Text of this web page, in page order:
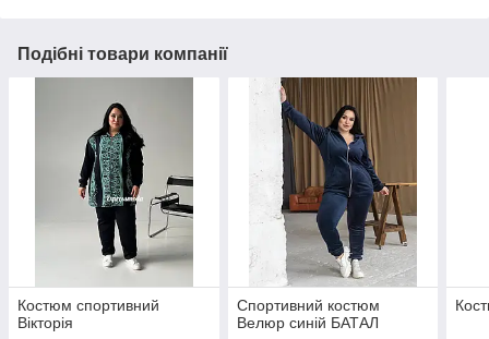
Подібні товари компанії
Костюм спортивний
Вікторія
Спортивний костюм
Велюр синій БАТАЛ